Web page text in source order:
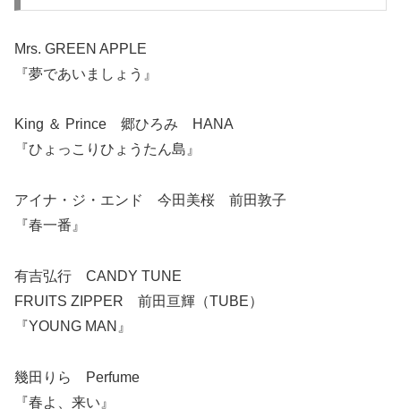
Mrs. GREEN APPLE
『夢であいましょう』
King ＆ Prince 郷ひろみ HANA
『ひょっこりひょうたん島』
アイナ・ジ・エンド 今田美桜 前田敦子
『春一番』
有吉弘行 CANDY TUNE
FRUITS ZIPPER 前田亘輝（TUBE）
『YOUNG MAN』
幾田りら Perfume
『春よ、来い』